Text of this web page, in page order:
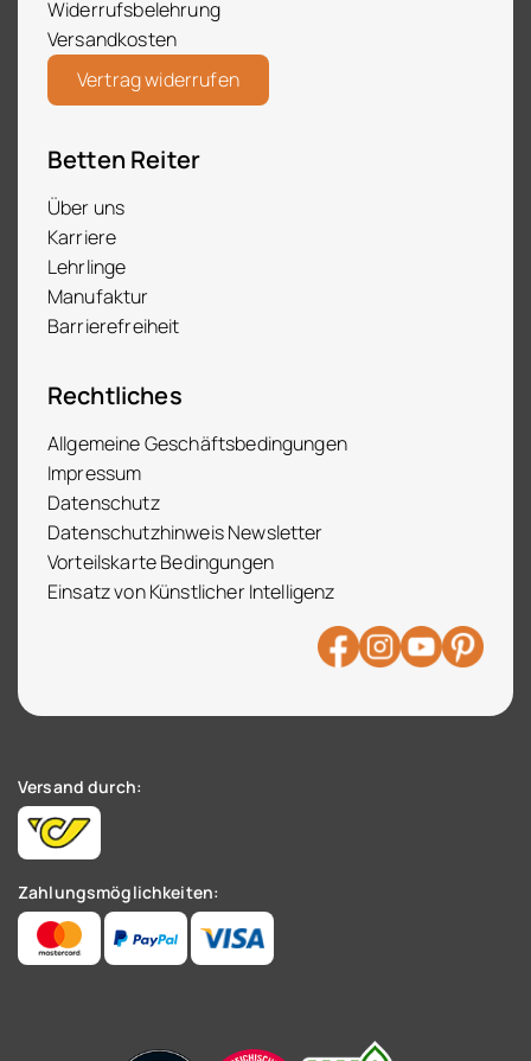
Widerrufsbelehrung
Versandkosten
Vertrag widerrufen
Betten Reiter
Über uns
Karriere
Lehrlinge
Manufaktur
Barrierefreiheit
Rechtliches
Allgemeine Geschäftsbedingungen
Impressum
Datenschutz
Datenschutzhinweis Newsletter
Vorteilskarte Bedingungen
Einsatz von Künstlicher Intelligenz
Versand durch:
Zahlungsmöglichkeiten: